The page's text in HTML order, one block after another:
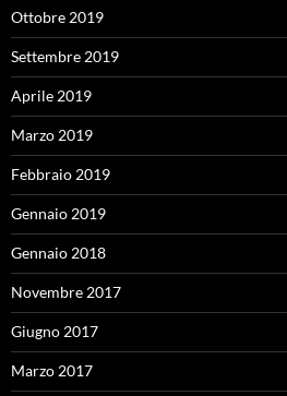
Ottobre 2019
Settembre 2019
Aprile 2019
Marzo 2019
Febbraio 2019
Gennaio 2019
Gennaio 2018
Novembre 2017
Giugno 2017
Marzo 2017